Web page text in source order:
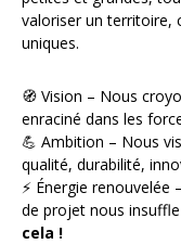
valoriser un territoire,
uniques.
🧭 Vision – Nous
enraciné dans les
💪 Ambition – Nous
qualité, durabilité,
⚡ Énergie renouvelée
de projet nous
cela !